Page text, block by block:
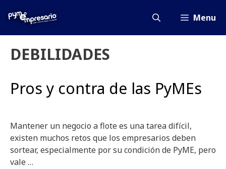
Menu
DEBILIDADES
Pros y contra de las PyMEs
Mantener un negocio a flote es una tarea difícil,
existen muchos retos que los empresarios deben
sortear, especialmente por su condición de PyME, pero
vale …